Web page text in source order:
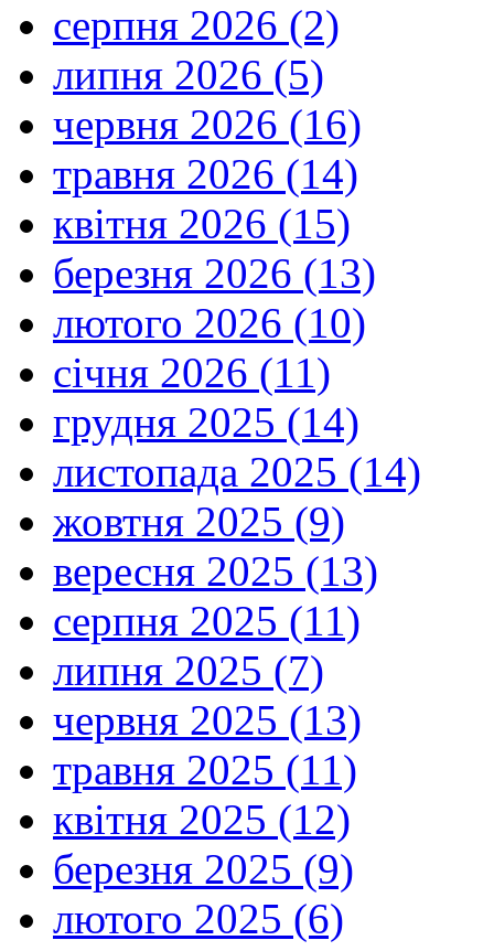
серпня 2026 (2)
липня 2026 (5)
червня 2026 (16)
травня 2026 (14)
квітня 2026 (15)
березня 2026 (13)
лютого 2026 (10)
січня 2026 (11)
грудня 2025 (14)
листопада 2025 (14)
жовтня 2025 (9)
вересня 2025 (13)
серпня 2025 (11)
липня 2025 (7)
червня 2025 (13)
травня 2025 (11)
квітня 2025 (12)
березня 2025 (9)
лютого 2025 (6)